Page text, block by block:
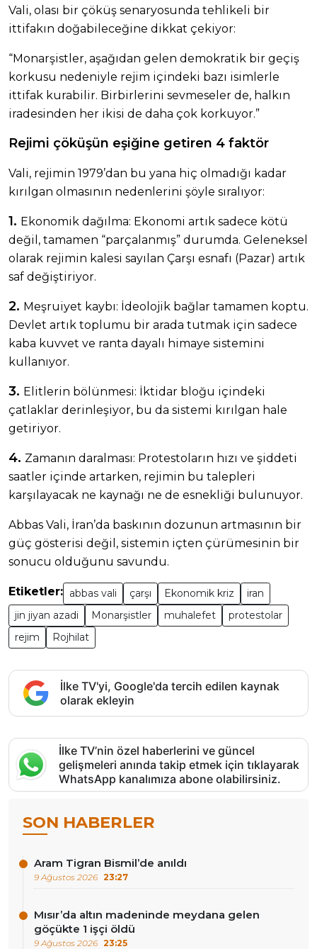
Vali, olası bir çöküş senaryosunda tehlikeli bir
ittifakın doğabileceğine dikkat çekiyor:
“Monarşistler, aşağıdan gelen demokratik bir geçiş
korkusu nedeniyle rejim içindeki bazı isimlerle
ittifak kurabilir. Birbirlerini sevmeseler de, halkın
iradesinden her ikisi de daha çok korkuyor.”
Rejimi çöküşün eşiğine getiren 4 faktör
Vali, rejimin 1979’dan bu yana hiç olmadığı kadar
kırılgan olmasının nedenlerini şöyle sıralıyor:
1. Ekonomik dağılma: Ekonomi artık sadece kötü
değil, tamamen “parçalanmış” durumda. Geleneksel
olarak rejimin kalesi sayılan Çarşı esnafı (Pazar) artık
saf değiştiriyor.
2. Meşruiyet kaybı: İdeolojik bağlar tamamen koptu.
Devlet artık toplumu bir arada tutmak için sadece
kaba kuvvet ve ranta dayalı himaye sistemini
kullanıyor.
3. Elitlerin bölünmesi: İktidar bloğu içindeki
çatlaklar derinleşiyor, bu da sistemi kırılgan hale
getiriyor.
4. Zamanın daralması: Protestoların hızı ve şiddeti
saatler içinde artarken, rejimin bu talepleri
karşılayacak ne kaynağı ne de esnekliği bulunuyor.
Abbas Vali, İran’da baskının dozunun artmasının bir
güç gösterisi değil, sistemin içten çürümesinin bir
sonucu olduğunu savundu.
Etiketler: abbas vali çarşı Ekonomik kriz
iran
jin jiyan azadi
Monarşistler muhalefet
protestolar
rejim
Rojhilat
İlke TV'yi, Google'da tercih edilen kaynak
olarak ekleyin
İlke TV’nin özel haberlerini ve güncel
gelişmeleri anında takip etmek için tıklayarak
WhatsApp kanalımıza abone olabilirsiniz.
SON HABERLER
Aram Tigran Bismil’de anıldı
9 Ağustos 2026 23:27
Mısır’da altın madeninde meydana gelen
göçükte 1 işçi öldü
9 Ağustos 2026 23:25